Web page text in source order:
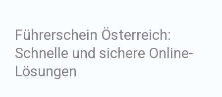
Führerschein Österreich:
Schnelle und sichere Online-
Lösungen
Lithuanian
Spanish